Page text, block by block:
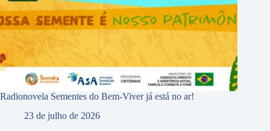
Radionovela Sementes do Bem-Viver já está no ar!
23 de julho de 2026